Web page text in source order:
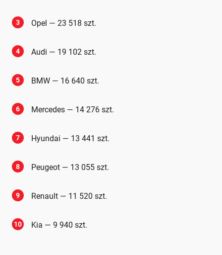
3 Opel — 23 518 szt.
4 Audi — 19 102 szt.
5 BMW — 16 640 szt.
6 Mercedes — 14 276 szt.
7 Hyundai — 13 441 szt.
8 Peugeot — 13 055 szt.
9 Renault — 11 520 szt.
10 Kia — 9 940 szt.